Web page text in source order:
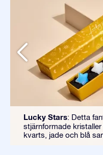
Lucky Stars: Detta
stjärnformade
kvarts, jade och blå